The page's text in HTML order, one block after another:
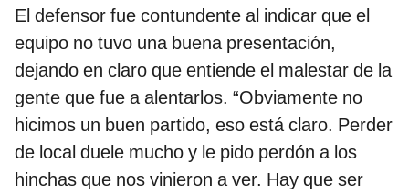
El defensor fue contundente al indicar que el
equipo no tuvo una buena presentación,
dejando en claro que entiende el malestar de la
gente que fue a alentarlos. “Obviamente no
hicimos un buen partido, eso está claro. Perder
de local duele mucho y le pido perdón a los
hinchas que nos vinieron a ver. Hay que ser